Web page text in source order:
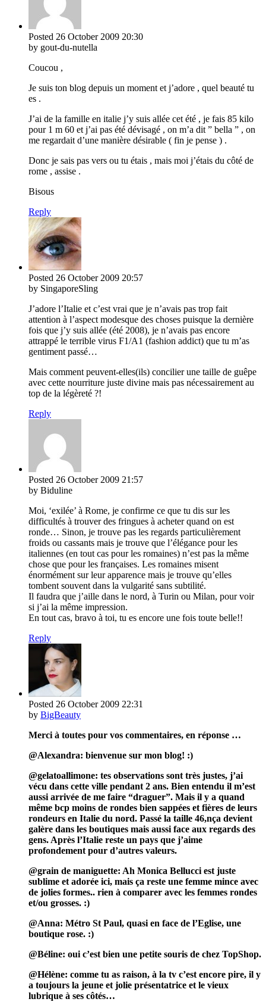
Posted 26 October 2009 20:30
by gout-du-nutella
Coucou ,
Je suis ton blog depuis un moment et j’adore , quel beauté tu
es .
J’ai de la famille en italie j’y suis allée cet été , je fais 85 kilo
pour 1 m 60 et j’ai pas été dévisagé , on m’a dit ” bella ” , on
me regardait d’une manière désirable ( fin je pense ) .
Donc je sais pas vers ou tu étais , mais moi j’étais du côté de
rome , assise .
Bisous
Reply
Posted 26 October 2009 20:57
by SingaporeSling
J’adore l’Italie et c’est vrai que je n’avais pas trop fait
attention à l’aspect modesque des choses puisque la dernière
fois que j’y suis allée (été 2008), je n’avais pas encore
attrappé le terrible virus F1/A1 (fashion addict) que tu m’as
gentiment passé…
Mais comment peuvent-elles(ils) concilier une taille de guêpe
avec cette nourriture juste divine mais pas nécessairement au
top de la légèreté ?!
Reply
Posted 26 October 2009 21:57
by Biduline
Moi, ‘exilée’ à Rome, je confirme ce que tu dis sur les
difficultés à trouver des fringues à acheter quand on est
ronde… Sinon, je trouve pas les regards particulièrement
froids ou cassants mais je trouve que l’élégance pour les
italiennes (en tout cas pour les romaines) n’est pas la même
chose que pour les françaises. Les romaines misent
énormément sur leur apparence mais je trouve qu’elles
tombent souvent dans la vulgarité sans subtilité.
Il faudra que j’aille dans le nord, à Turin ou Milan, pour voir
si j’ai la même impression.
En tout cas, bravo à toi, tu es encore une fois toute belle!!
Reply
Posted 26 October 2009 22:31
by BigBeauty
Merci à toutes pour vos commentaires, en réponse …
@Alexandra: bienvenue sur mon blog! :)
@gelatoallimone: tes observations sont très justes, j’ai
vécu dans cette ville pendant 2 ans. Bien entendu il m’est
aussi arrivée de me faire “draguer”. Mais il y a quand
même bcp moins de rondes bien sappées et fières de leurs
rondeurs en Italie du nord. Passé la taille 46,nça devient
galère dans les boutiques mais aussi face aux regards des
gens. Après l’Italie reste un pays que j’aime
profondement pour d’autres valeurs.
@grain de maniguette: Ah Monica Bellucci est juste
sublime et adorée ici, mais ça reste une femme mince avec
de jolies formes.. rien à comparer avec les femmes rondes
et/ou grosses. :)
@Anna: Métro St Paul, quasi en face de l’Eglise, une
boutique rose. :)
@Béline: oui c’est bien une petite souris de chez TopShop.
@Hélène: comme tu as raison, à la tv c’est encore pire, il y
a toujours la jeune et jolie présentatrice et le vieux
lubrique à ses côtés…